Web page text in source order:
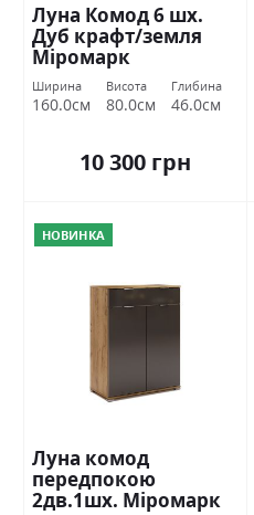
Луна Комод 6 шх.
Дуб крафт/земля
Міромарк
Ширина
160.0см
Висота
80.0см
Глибина
46.0см
10 300 грн
НОВИНКА
Луна комод
передпокою
2дв.1шх. Міромарк